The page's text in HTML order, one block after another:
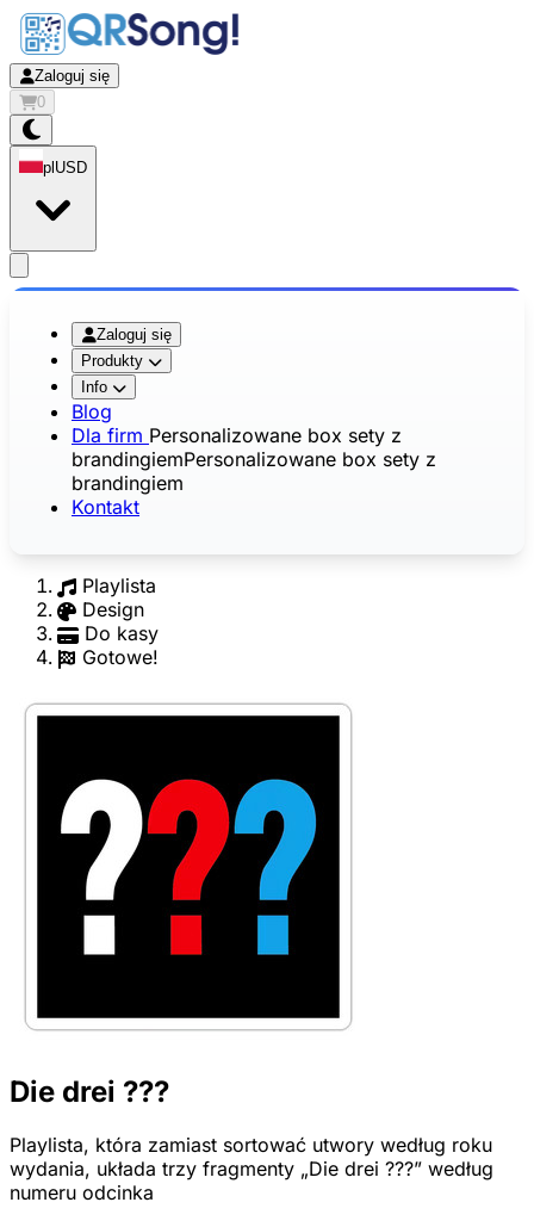
Zaloguj się
0
pl USD
Zaloguj się
Produkty
Info
Blog
Dla firm Personalizowane box sety z
brandingiemPersonalizowane box sety z
brandingiem
Kontakt
Playlista
Design
Do kasy
Gotowe!
Die drei ???
Playlista, która zamiast sortować utwory według roku
wydania, układa trzy fragmenty „Die drei ???” według
numeru odcinka